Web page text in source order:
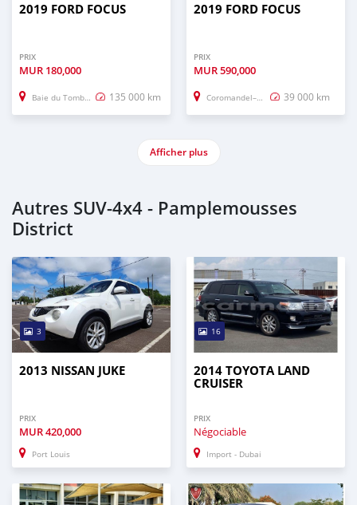
2019 FORD FOCUS
PRIX
MUR 180,000
Baie du Tombeau 135 000 km
2019 FORD FOCUS
PRIX
MUR590,000
Coromandel–Graviers 39 000 km
Afficher plus
Autres SUV‒4x4 - Pamplemousses
District
3
2013 NISSAN JUKE
PRIX
MUR420,000
Port Louis
16
2014 TOYOTA LAND
CRUISER
PRIX
Négociable
Import - Dubai